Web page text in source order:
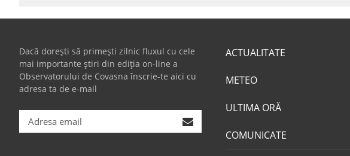
Dacă dorești să primești zilnic fluxul cu cele
mai importante știri din ediția on-line a
Observatorului de Covasna înscrie-te aici cu
adresa ta de e-mail
ACTUALITATE
METEO
ULTIMA ORĂ
COMUNICATE